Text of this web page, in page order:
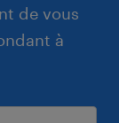
de vous
à